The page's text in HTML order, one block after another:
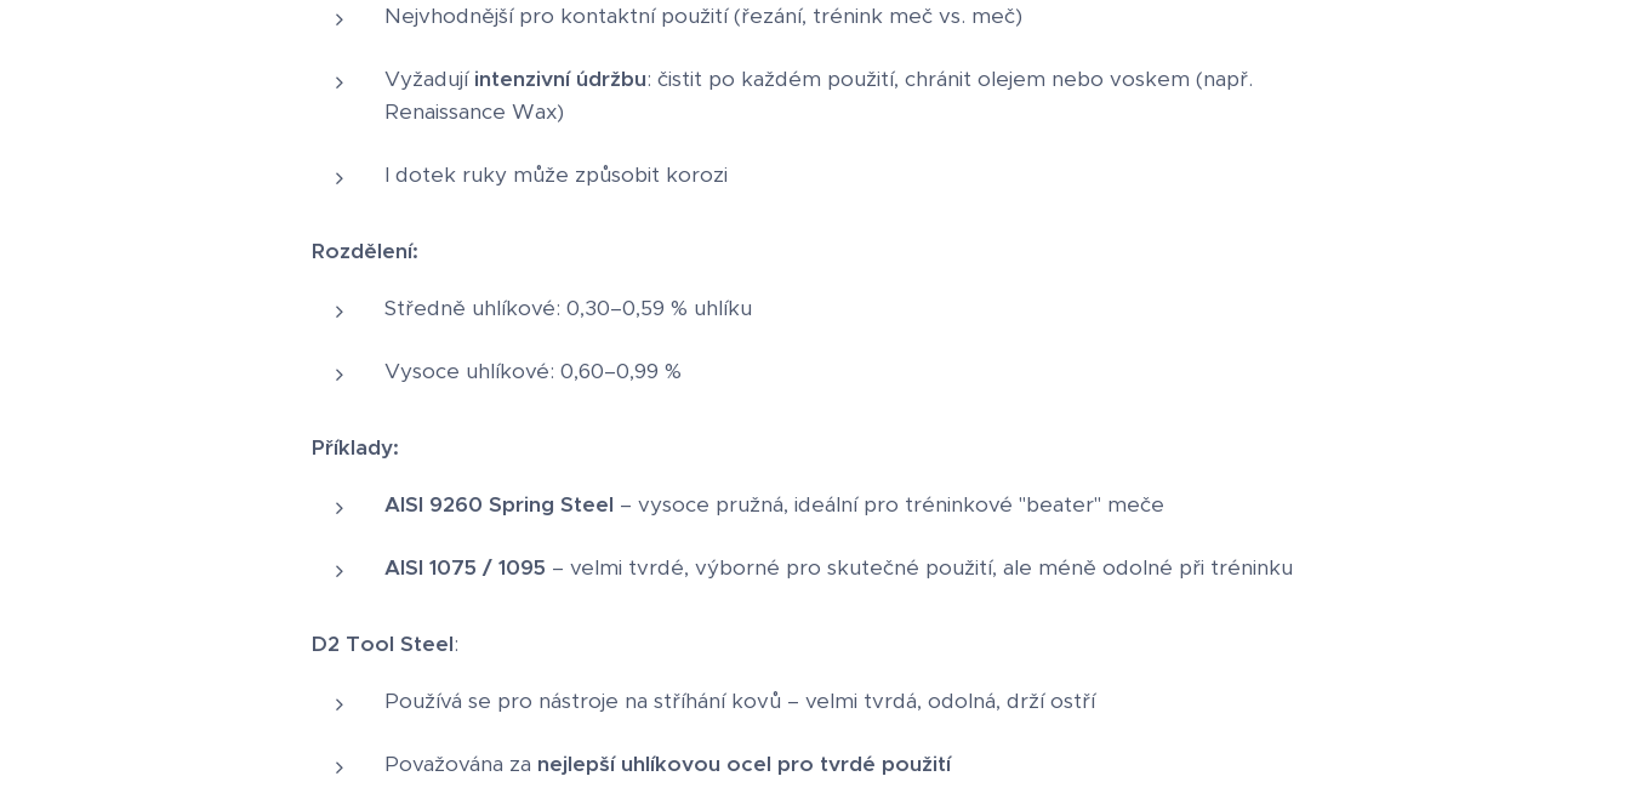
Nejvhodnější pro kontaktní použití (řezání, trénink meč vs. meč)
Vyžadují intenzivní údržbu: čistit po každém použití, chránit olejem nebo voskem (např.
Renaissance Wax)
I dotek ruky může způsobit korozi
Rozdělení:
Středně uhlíkové: 0,30–0,59 % uhlíku
Vysoce uhlíkové: 0,60–0,99 %
Příklady:
AISI 9260 Spring Steel – vysoce pružná, ideální pro tréninkové "beater" meče
AISI 1075 / 1095 – velmi tvrdé, výborné pro skutečné použití, ale méně odolné při tréninku
D2 Tool Steel:
Používá se pro nástroje na stříhání kovů – velmi tvrdá, odolná, drží ostří
Považována za nejlepší uhlíkovou ocel pro tvrdé použití